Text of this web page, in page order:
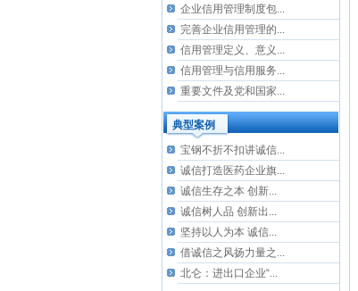
企业信用管理制度包...
完善企业信用管理的...
信用管理定义、意义...
信用管理与信用服务...
重要文件及党和国家...
典型案例
宝钢不折不扣讲诚信...
诚信打造医药企业旗...
诚信生存之本 创新...
诚信树人品 创新出...
坚持以人为本 诚信...
借诚信之风扬力量之...
北仑：进出口企业“...